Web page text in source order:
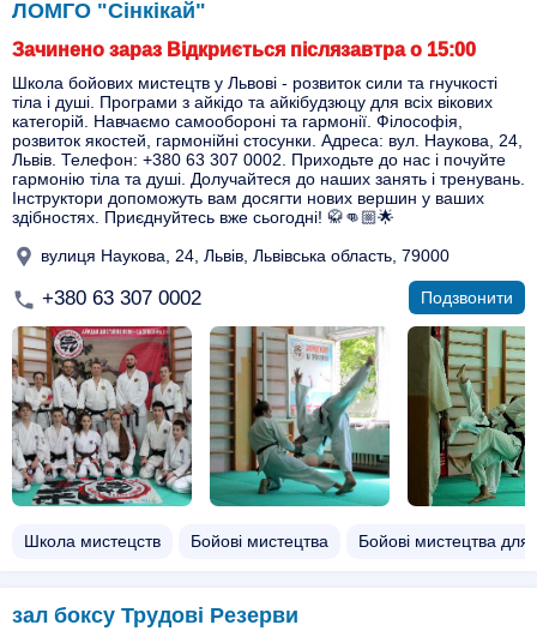
ЛОМГО "Сінкікай"
Зачинено зараз Відкриється післязавтра о 15:00
Школа бойових мистецтв у Львові - розвиток сили та гнучкості
тіла і душі. Програми з айкідо та айкібудзюцу для всіх вікових
категорій. Навчаємо самообороні та гармонії. Філософія,
розвиток якостей, гармонійні стосунки. Адреса: вул. Наукова, 24,
Львів. Телефон: +380 63 307 0002. Приходьте до нас і почуйте
гармонію тіла та душі. Долучайтеся до наших занять і тренувань.
Інструктори допоможуть вам досягти нових вершин у ваших
здібностях. Приєднуйтесь вже сьогодні! 🥋👊🏼🌟
вулиця Наукова, 24, Львів, Львівська область, 79000
+380 63 307 0002 Подзвонити
Школа мистецств Бойові мистецтва Бойові мистецтва для
зал боксу Трудові Резерви